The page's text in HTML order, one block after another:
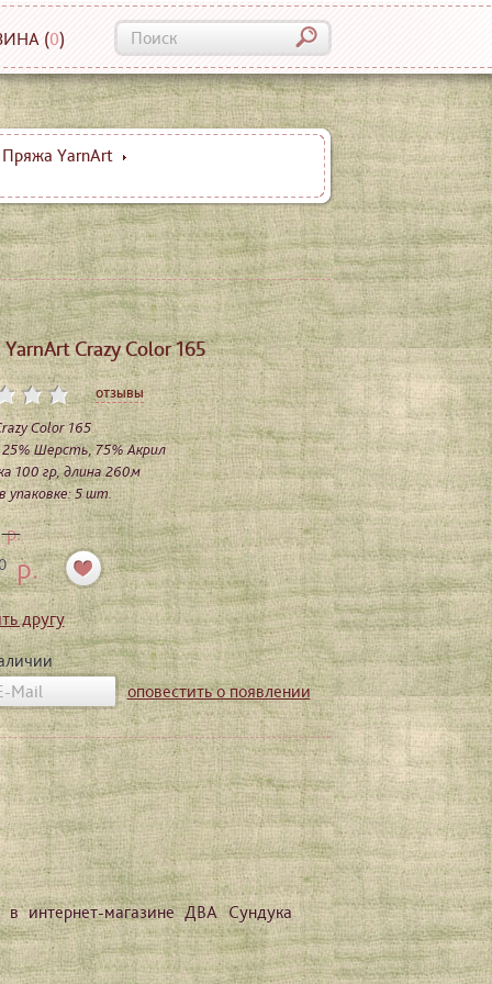
(0)
Пряжа YarnArt
Crazy Color 165
отзывы
Color 165
Шерсть, 75% Акрил
100 гр, длина 260м
упаковке: 5 шт.
р.
р.
другу
оповестить о появлении
интернет-магазине ДВА Сундука